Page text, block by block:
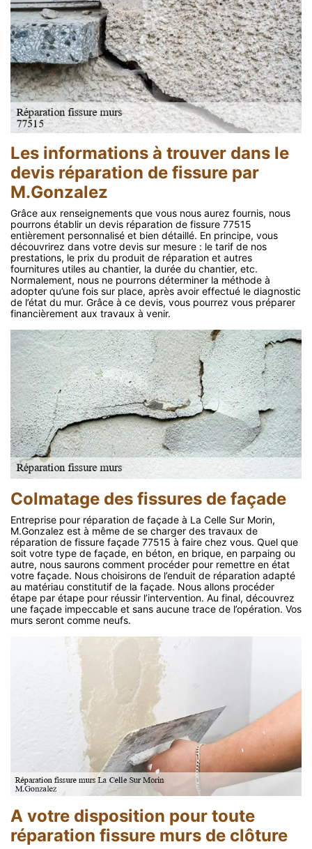
Les informations à trouver dans le
devis réparation de fissure par
M.Gonzalez
Grâce aux renseignements que vous nous aurez fournis, nous
pourrons établir un devis réparation de fissure 77515
entièrement personnalisé et bien détaillé. En principe, vous
découvrirez dans votre devis sur mesure : le tarif de nos
prestations, le prix du produit de réparation et autres
fournitures utiles au chantier, la durée du chantier, etc.
Normalement, nous ne pourrons déterminer la méthode à
adopter qu’une fois sur place, après avoir effectué le diagnostic
de l’état du mur. Grâce à ce devis, vous pourrez vous préparer
financièrement aux travaux à venir.
Colmatage des fissures de façade
Entreprise pour réparation de façade à La Celle Sur Morin,
M.Gonzalez est à même de se charger des travaux de
réparation de fissure façade 77515 à faire chez vous. Quel que
soit votre type de façade, en béton, en brique, en parpaing ou
autre, nous saurons comment procéder pour remettre en état
votre façade. Nous choisirons de l’enduit de réparation adapté
au matériau constitutif de la façade. Nous allons procéder
étape par étape pour réussir l’intervention. Au final, découvrez
une façade impeccable et sans aucune trace de l’opération. Vos
murs seront comme neufs.
A votre disposition pour toute
réparation fissure murs de clôture